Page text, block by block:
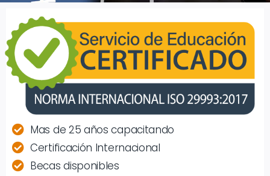
Mas de 25 años capacitando
Certificación Internacional
Becas disponibles